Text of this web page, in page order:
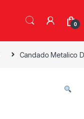
0
Candado Metalico